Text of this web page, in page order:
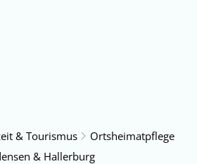
& Tourismus
Ortsheimatpflege
& Hallerburg